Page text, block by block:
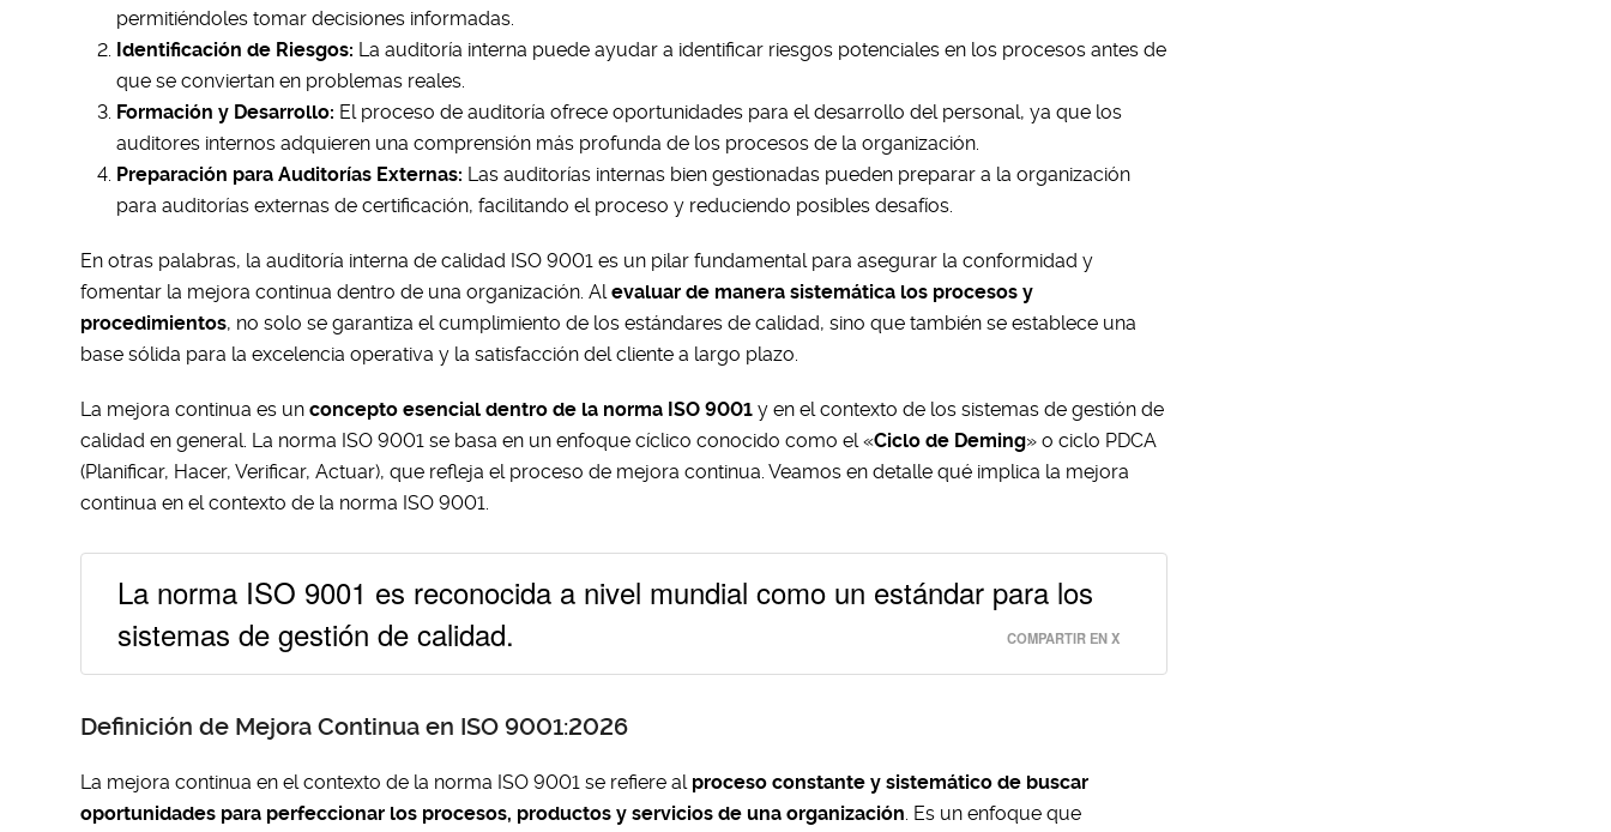
permitiéndoles tomar decisiones informadas.
Identificación de Riesgos: La auditoría interna puede ayudar a identificar riesgos potenciales en los procesos antes de
que se conviertan en problemas reales.
Formación y Desarrollo: El proceso de auditoría ofrece oportunidades para el desarrollo del personal, ya que los
auditores internos adquieren una comprensión más profunda de los procesos de la organización.
Preparación para Auditorías Externas: Las auditorías internas bien gestionadas pueden preparar a la organización
para auditorías externas de certificación, facilitando el proceso y reduciendo posibles desafíos.
En otras palabras, la auditoría interna de calidad ISO 9001 es un pilar fundamental para asegurar la conformidad y
fomentar la mejora continua dentro de una organización. Alevaluar de manera sistemática los procesos y
procedimientos, no solo se garantiza el cumplimiento de los estándares de calidad, sino que también se establece una
base sólida para la excelencia operativa y la satisfacción del cliente a largo plazo.
La mejora continua es unconcepto esencial dentro de la norma ISO 9001 y en el contexto de los sistemas de gestión de
calidad en general. La norma ISO 9001 se basa en un enfoque cíclico conocido como el «Ciclo de Deming» o ciclo PDCA
(Planificar, Hacer, Verificar, Actuar), que refleja el proceso de mejora continua. Veamos en detalle qué implica la mejora
continua en el contexto de la norma ISO 9001.
La norma ISO 9001 es reconocida a nivel mundial como un estándar para los
sistemas de gestión de calidad.
COMPARTIR EN X
Definición de Mejora Continua en ISO 9001:2026
La mejora continua en el contexto de la norma ISO 9001 se refiere al proceso constante y sistemático de buscar
oportunidades para perfeccionar los procesos, productos y servicios de una organización. Es un enfoque que